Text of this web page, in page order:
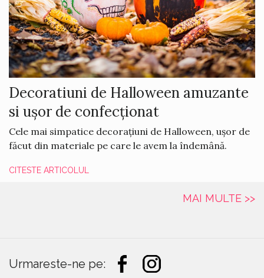
Decoratiuni de Halloween amuzante
si ușor de confecționat
Cele mai simpatice decorațiuni de Halloween, ușor de
făcut din materiale pe care le avem la îndemână.
CITESTE ARTICOLUL
MAI MULTE >>
Urmareste-ne pe: